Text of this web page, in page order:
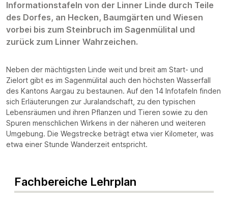
Informationstafeln von der Linner Linde durch Teile
des Dorfes, an Hecken, Baumgärten und Wiesen
vorbei bis zum Steinbruch im Sagenmülital und
zurück zum Linner Wahrzeichen.
Neben der mächtigsten Linde weit und breit am Start- und
Zielort gibt es im Sagenmülital auch den höchsten Wasserfall
des Kantons Aargau zu bestaunen. Auf den 14 Infotafeln finden
sich Erläuterungen zur Juralandschaft, zu den typischen
Lebensräumen und ihren Pflanzen und Tieren sowie zu den
Spuren menschlichen Wirkens in der näheren und weiteren
Umgebung. Die Wegstrecke beträgt etwa vier Kilometer, was
etwa einer Stunde Wanderzeit entspricht.
Fachbereiche Lehrplan